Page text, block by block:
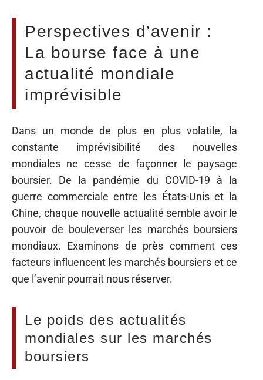
Perspectives d’avenir :
La bourse face à une
actualité mondiale
imprévisible
Dans un monde de plus en plus volatile, la
constante imprévisibilité des nouvelles
mondiales ne cesse de façonner le paysage
boursier. De la pandémie du COVID-19 à la
guerre commerciale entre les États-Unis et la
Chine, chaque nouvelle actualité semble avoir le
pouvoir de bouleverser les marchés boursiers
mondiaux. Examinons de près comment ces
facteurs influencent les marchés boursiers et ce
que l’avenir pourrait nous réserver.
Le poids des actualités
mondiales sur les marchés
boursiers